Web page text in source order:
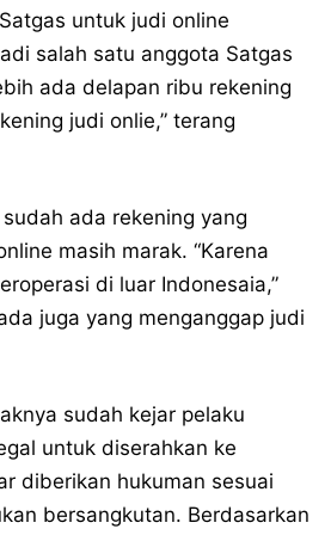
untuk judi online
salah satu anggota Satgas
ada delapan ribu rekening
judi onlie,” terang
ada rekening yang
masih marak. “Karena
di luar Indonesaia,”
juga yang menganggap judi
sudah kejar pelaku
untuk diserahkan ke
diberikan hukuman sesuai
bersangkutan. Berdasarkan